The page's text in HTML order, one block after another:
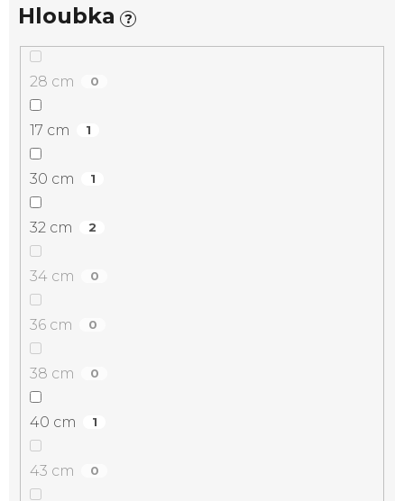
Hloubka ?
28 cm 0
17 cm 1
30 cm 1
32 cm 2
34 cm 0
36 cm 0
38 cm 0
40 cm 1
43 cm 0